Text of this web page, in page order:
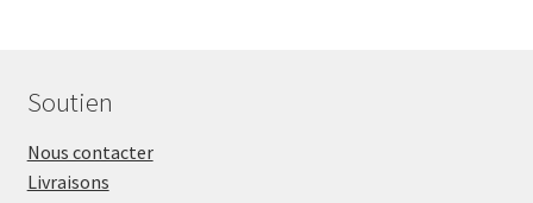
Soutien
Nous contacter
Livraisons